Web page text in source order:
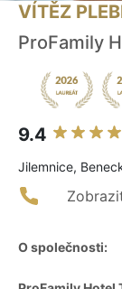
VÍTĚZ
ProFamily
9.4
Jilemnice,
O společnosti: